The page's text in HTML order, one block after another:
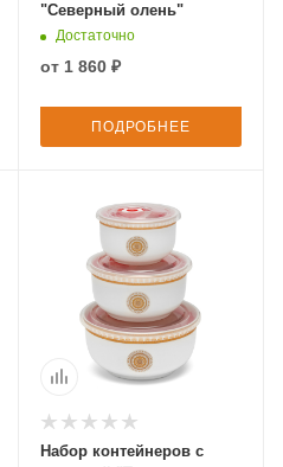
"Северный олень"
Достаточно
от 1 860 ₽
ПОДРОБНЕЕ
Набор контейнеров с